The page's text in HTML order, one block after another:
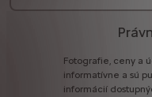
Fotografie, ceny a
informatívne a sú
informácií